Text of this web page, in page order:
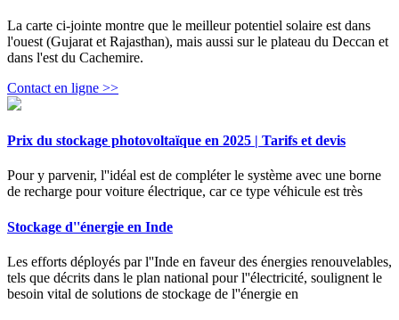
La carte ci-jointe montre que le meilleur potentiel solaire est dans
l'ouest (Gujarat et Rajasthan), mais aussi sur le plateau du Deccan et
dans l'est du Cachemire.
Contact en ligne >>
Prix du stockage photovoltaïque en 2025 | Tarifs et devis
Pour y parvenir, l''idéal est de compléter le système avec une borne
de recharge pour voiture électrique, car ce type véhicule est très
Stockage d''énergie en Inde
Les efforts déployés par l''Inde en faveur des énergies renouvelables,
tels que décrits dans le plan national pour l''électricité, soulignent le
besoin vital de solutions de stockage de l''énergie en